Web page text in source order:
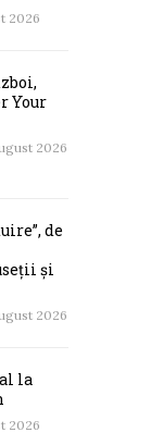
2026
Your
2026
de
și
2026
la
2026